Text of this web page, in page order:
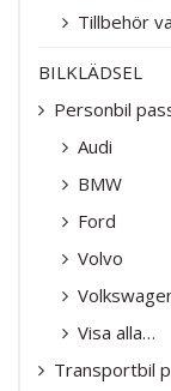
Tillbehör
BILKLÄDSEL
Personbil
Audi
BMW
Ford
Volvo
Visa alla…
Transportbil